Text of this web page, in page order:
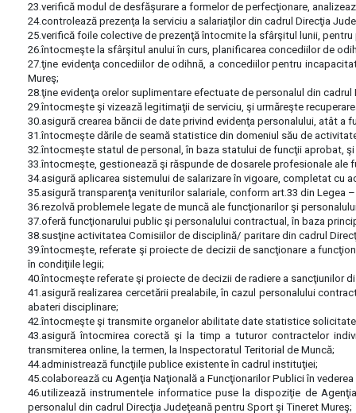
23.verifică modul de desfăşurare a formelor de perfecţionare,
24.controlează prezenţa la serviciu a salariaţilor din cadrul Direcţia
25.verifică foile colective de prezenţă întocmite la sfârşitul lunii,
26.întocmeşte la sfârşitul anului în curs, planificarea concediilor de
27.ţine evidenţa concediilor de odihnă, a concediilor pentru
Mureş;
28.ţine evidenţa orelor suplimentare efectuate de personalul din
29.întocmeşte şi vizează legitimaţii de serviciu, şi urmăreşte
30.asigură crearea băncii de date privind evidenţa personalului, atât
31.întocmeşte dările de seamă statistice din domeniul său de
32.întocmeşte statul de personal, în baza statului de funcţii aprobat,
33.întocmeşte, gestionează şi răspunde de dosarele profesionale
34.asigură aplicarea sistemului de salarizare în vigoare, completat cu
35.asigură transparenţa veniturilor salariale, conform art.33 din
36.rezolvă problemele legate de muncă ale funcţionarilor şi
37.oferă funcţionarului public şi personalului contractual, în baza
38.susţine activitatea Comisiilor de disciplină/ paritare din cadrul
39.întocmeşte, referate şi proiecte de decizii de sancţionare a
în condiţiile legii;
40.întocmeşte referate şi proiecte de decizii de radiere a sancţiunilor
41.asigură realizarea cercetării prealabile, în cazul personalului
abateri disciplinare;
42.întocmeşte şi transmite organelor abilitate date statistice
43.asigură întocmirea corectă şi la timp a tuturor contractelor
transmiterea online, la termen, la Inspectoratul Teritorial de Muncă;
44.administrează funcţiile publice existente în cadrul instituţiei;
45.colaborează cu Agenţia Naţională a Funcţionarilor Publici în
46.utilizează instrumentele informatice puse la dispoziţie de
personalul din cadrul Direcţia Judeţeană pentru Sport şi Tineret Mureş;